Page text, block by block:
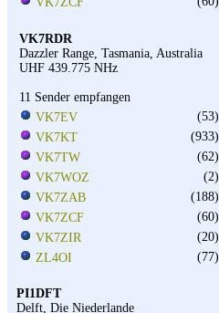
VK7RDR
Dazzler Range, Tasmania, Australia
UHF 439.775 NHz
11 Sender empfangen
VK7EV
(53)
VK7KT
(933)
VK7TW
(62)
VK7WOZ
(2)
VK7ZAB
(188)
VK7ZCF
(60)
VK7ZIR
(20)
ZL4OI
(77)
PI1DFT
Delft, Die Niederlande